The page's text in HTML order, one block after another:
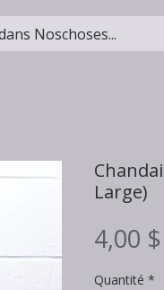
Noschoses...
Large)
4,00 $
Quantité *